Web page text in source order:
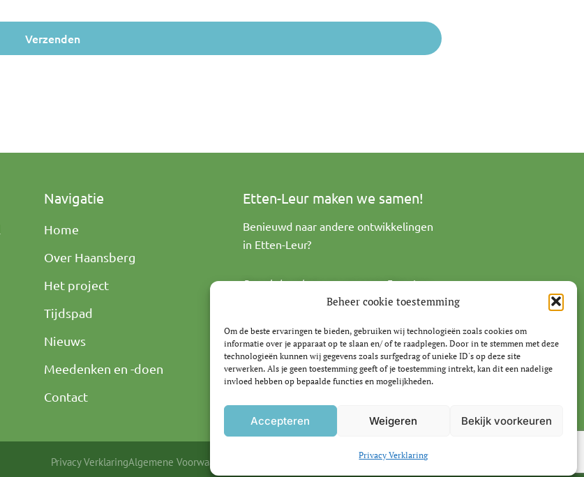
Beheer cookie toestemming
Om de beste ervaringen te bieden, gebruiken wij technologieën zoals cookies om
informatie over je apparaat op te slaan en/ of te raadplegen. Door in te stemmen met deze
technologieën kunnen wij gegevens zoals surfgedrag of unieke ID's op deze site
verwerken. Als je geen toestemming geeft of je toestemming intrekt, kan dit een nadelige
invloed hebben op bepaalde functies en mogelijkheden.
Accepteren Weigeren Bekijk voorkeuren
Privacy Verklaring
Verzenden
Navigatie
Home
Over Haansberg
Het project
Tijdspad
Nieuws
Meedenken en -doen
Contact
Etten-Leur maken we samen!
Benieuwd naar andere ontwikkelingen
in Etten-Leur?
Bezoek de website van gemeente Etten-Leur
Privacy VerklaringAlgemene Voorwaarden